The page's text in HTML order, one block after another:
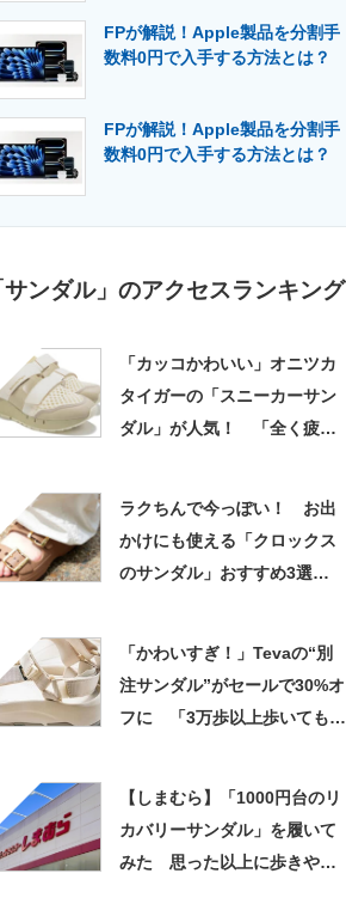
FPが解説！Apple製品を分割手
数料0円で入手する方法とは？
FPが解説！Apple製品を分割手
数料0円で入手する方法とは？
サンダル」のアクセスランキング
「カッコかわいい」オニツカ
タイガーの「スニーカーサン
ダル」が人気！ 「全く疲れ
ラクちんで今っぽい！ お出
かけにも使える「クロックス
のサンダル」おすすめ3選
「かわいすぎ！」Tevaの“別
注サンダル”がセールで30%オ
フに 「3万歩以上歩いても疲
【しまむら】「1000円台のリ
カバリーサンダル」を履いて
みた 思った以上に歩きやす